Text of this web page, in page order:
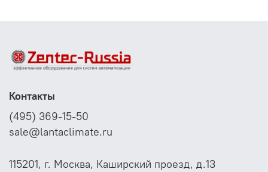
Контакты
(495) 369-15-50
sale@lantaclimate.ru
115201, г. Москва, Каширский проезд, д.13